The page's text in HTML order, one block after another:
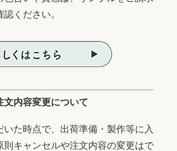
ください。
文内容変更について
いた時点で、出荷準備・製作等に入
則キャンセルや注文内容の変更はで